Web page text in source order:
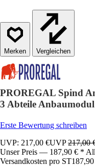
Vergleichen
PROREGAL Spind
3 Abteile
Erste Bewertung schreiben
UVP: 217,00 €UVP217,00
Unser Preis — 187,90 € *
Versandkosten pro ST